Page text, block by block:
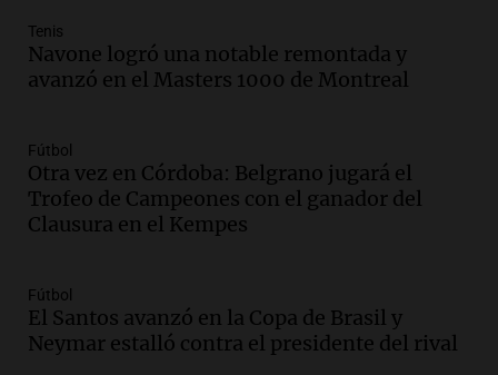
Audio.
El boom de los drones en el agro:
ya hay casi 4.000 en el campo
argentino
Audio.El recuerdo de la conmovedora
anécdota familiar de Jairo sobre la
vocación de servicio de Illia
Audio.Munir Bracco, sobre la visita del
papa León XIV: "Será una bocanada de
aire fresco para todos"
Tenis
Navone logró una notable remontada y
avanzó en el Masters 1000 de Montreal
Fútbol
Otra vez en Córdoba: Belgrano jugará el
Trofeo de Campeones con el ganador del
Clausura en el Kempes
Fútbol
El Santos avanzó en la Copa de Brasil y
Neymar estalló contra el presidente del rival